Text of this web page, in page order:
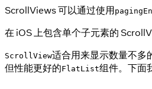
ScrollViews 可以通过使用
在 iOS 上包含单个子元素的
ScrollView适合用来显示数量不多
但性能更好的FlatList组件。下面